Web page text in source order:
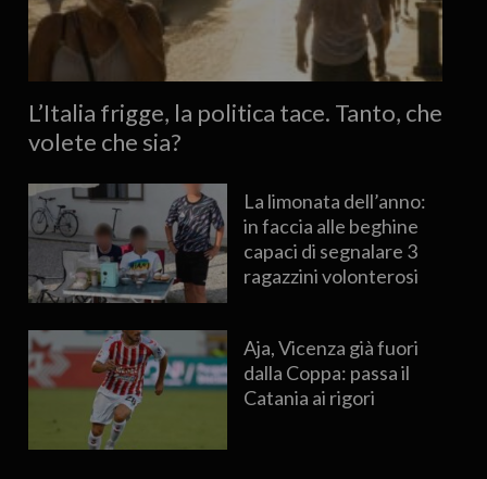
L’Italia frigge, la politica tace. Tanto, che
volete che sia?
La limonata dell’anno:
in faccia alle beghine
capaci di segnalare 3
ragazzini volonterosi
Aja, Vicenza già fuori
dalla Coppa: passa il
Catania ai rigori